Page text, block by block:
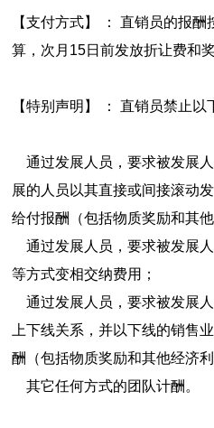
【支付方式】 ： 直销员的报
算，次月15日前发放折让费和奖
【特别声明】 ： 直销员禁止以
通过发展人员，要求被发展
展的人员以其直接或间接滚动
给付报酬（包括物质奖励和其他
通过发展人员，要求被发展
等方式变相交纳费用；
通过发展人员，要求被发展
上下线关系，并以下线的销售
酬（包括物质奖励和其他经济利
其它任何方式的团队计酬。